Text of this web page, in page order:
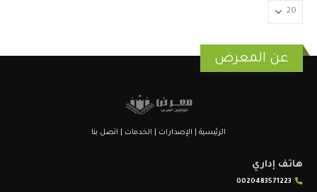
عن المعرض
الرئيسية الإصدارات الخدمات اتصل بنا
هاتف إداري
0020483571223